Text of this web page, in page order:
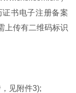
书电子注册备案
上传有二维码标识
见附件3);